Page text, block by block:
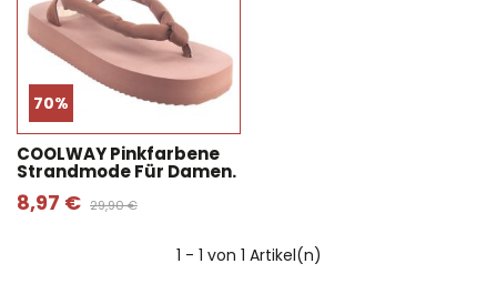
70%
COOLWAY Pinkfarbene
Strandmode Für Damen.
8,97 € 29,90 €
1 - 1 von 1 Artikel(n)